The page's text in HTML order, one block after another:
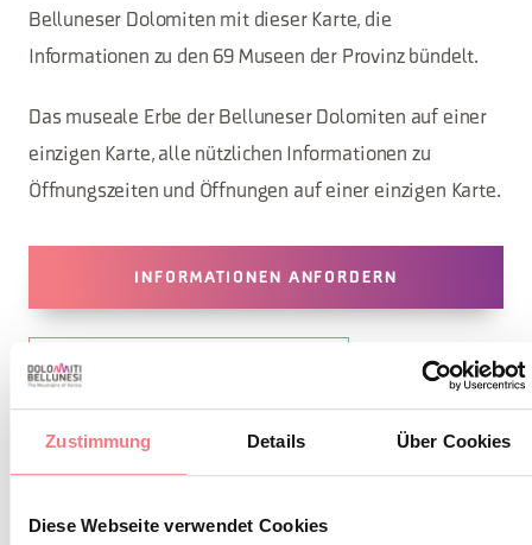
Zustimmung Details Über Cookies
Diese Webseite verwendet Cookies
Belluneser Dolomiten mit dieser Karte, die
Informationen zu den 69 Museen der Provinz bündelt.
Das museale Erbe der Belluneser Dolomiten auf einer
einzigen Karte, alle nützlichen Informationen zu
Öffnungszeiten und Öffnungen auf einer einzigen Karte.
INFORMATIONEN ANFORDERN
DATEI HERUNTERLADEN